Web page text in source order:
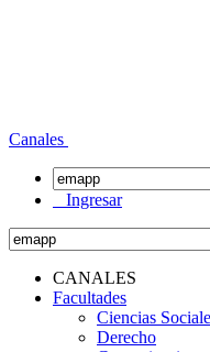
Canales
Ingresar
CANALES
Facultades
Ciencias
Derecho